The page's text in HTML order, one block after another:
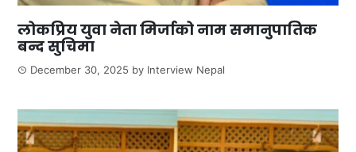
लोकप्रिय युवा नेता मिर्जाको नाम समानुपातिक
बन्द सुचिमा
December 30, 2025 by Interview Nepal